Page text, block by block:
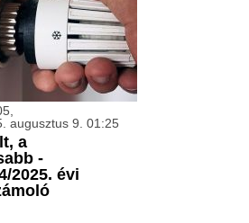
augusztus 9. 01:25
a
-
2025. évi